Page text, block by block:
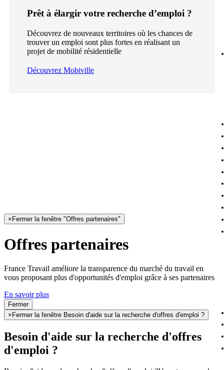
Prêt à élargir votre recherche d’emploi ?
Découvrez de nouveaux territoires où les chances de
trouver un emploi sont plus fortes en réalisant un
projet de mobilité résidentielle
Découvrez Mobiville
× Fermer la fenêtre "Offres partenaires"
Offres partenaires
France Travail améliore la transparence du marché du travail en
vous proposant plus d'opportunités d'emploi grâce à ses partenaires
En savoir plus
Fermer
× Fermer la fenêtre Besoin d'aide sur la recherche d'offres d'emploi ?
Besoin d'aide sur la recherche d'offres
d'emploi ?